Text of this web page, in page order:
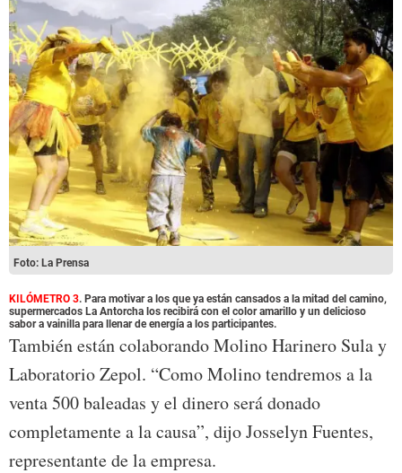
Foto: La Prensa
KILÓMETRO 3. Para motivar a los que ya están cansados a la mitad del camino,
supermercados La Antorcha los recibirá con el color amarillo y un delicioso
sabor a vainilla para llenar de energía a los participantes.
También están colaborando Molino Harinero Sula y
Laboratorio Zepol. “Como Molino tendremos a la
venta 500 baleadas y el dinero será donado
completamente a la causa”, dijo Josselyn Fuentes,
representante de la empresa.